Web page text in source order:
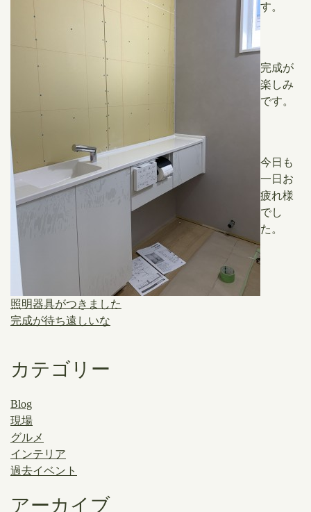
す。
完成が
楽しみ
です。
今日も
一日お
疲れ様
でし
た。
照明器具がつきました
完成が待ち遠しいな
カテゴリー
Blog
現場
グルメ
インテリア
過去イベント
アーカイブ